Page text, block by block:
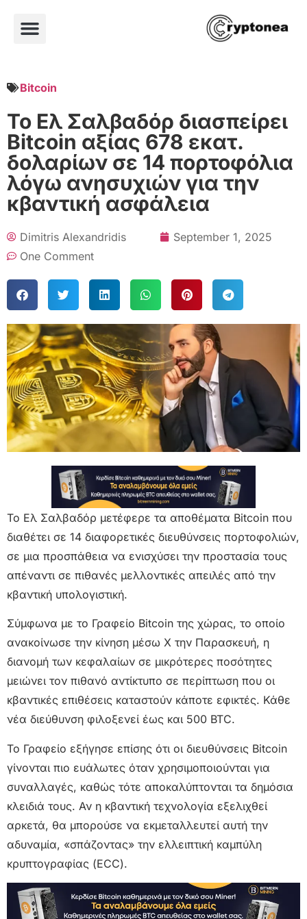
Bitcoin
Το Ελ Σαλβαδόρ διασπείρει
Bitcoin αξίας 678 εκατ.
δολαρίων σε 14 πορτοφόλια
λόγω ανησυχιών για την
κβαντική ασφάλεια
Dimitris Alexandridis
September 1, 2025
One Comment
Το Ελ Σαλβαδόρ μετέφερε τα αποθέματα Bitcoin που
διαθέτει σε 14 διαφορετικές διευθύνσεις πορτοφολιών,
σε μια προσπάθεια να ενισχύσει την προστασία τους
απέναντι σε πιθανές μελλοντικές απειλές από την
κβαντική υπολογιστική.
Σύμφωνα με το Γραφείο Bitcoin της χώρας, το οποίο
ανακοίνωσε την κίνηση μέσω X την Παρασκευή, η
διανομή των κεφαλαίων σε μικρότερες ποσότητες
μειώνει τον πιθανό αντίκτυπο σε περίπτωση που οι
κβαντικές επιθέσεις καταστούν κάποτε εφικτές. Κάθε
νέα διεύθυνση φιλοξενεί έως και 500 BTC.
Το Γραφείο εξήγησε επίσης ότι οι διευθύνσεις Bitcoin
γίνονται πιο ευάλωτες όταν χρησιμοποιούνται για
συναλλαγές, καθώς τότε αποκαλύπτονται τα δημόσια
κλειδιά τους. Αν η κβαντική τεχνολογία εξελιχθεί
αρκετά, θα μπορούσε να εκμεταλλευτεί αυτή την
αδυναμία, «σπάζοντας» την ελλειπτική καμπύλη
κρυπτογραφίας (ECC).